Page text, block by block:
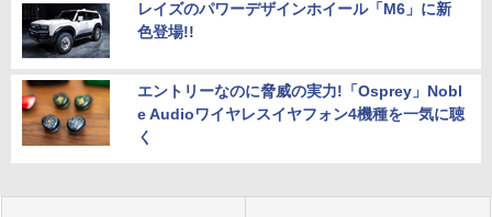
レイズのパワーデザインホイール「M6」に新
色登場!!
エントリーなのに脅威の実力!「Osprey」Nobl
e Audioワイヤレスイヤフォン4機種を一気に聴
く